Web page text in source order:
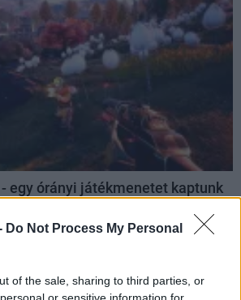
Do Not Process My Personal
of the sale, sharing to third parties, or
or sensitive information for
egy órányi játékmenetet kaptunk
most egy meglehetősen súlyos